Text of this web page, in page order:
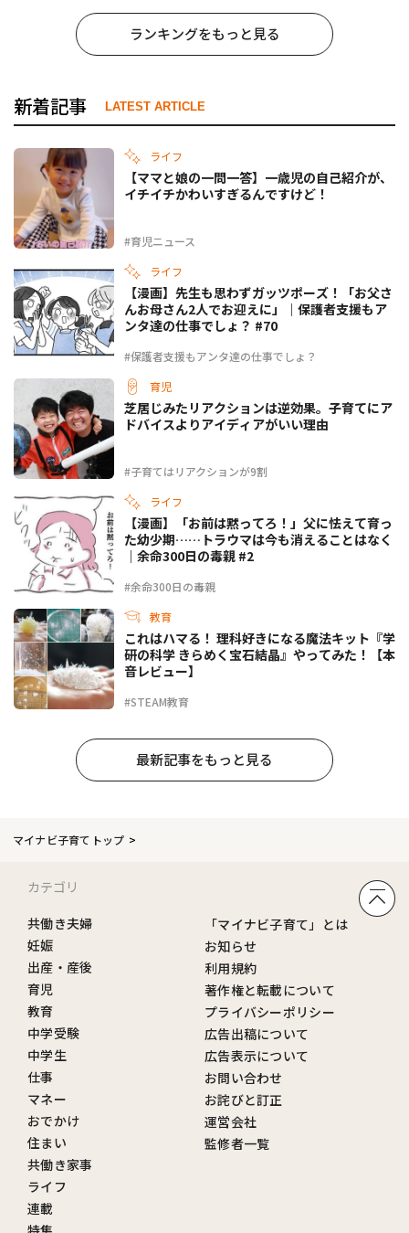
ランキングをもっと見る
新着記事 LATEST ARTICLE
ライフ
#育児ニュース
【ママと娘の一問一答】一歳児の自己紹介が、
イチイチかわいすぎるんですけど！
ライフ
#保護者支援もアンタ達の仕事でしょ？
【漫画】先生も思わずガッツポーズ！「お父さ
んお母さん2人でお迎えに」｜保護者支援もア
ンタ達の仕事でしょ？ #70
育児
#子育てはリアクションが9割
芝居じみたリアクションは逆効果。子育てにア
ドバイスよりアイディアがいい理由
ライフ
#余命300日の毒親
【漫画】「お前は黙ってろ！」父に怯えて育っ
た幼少期……トラウマは今も消えることはなく
｜余命300日の毒親 #2
教育
#STEAM教育
これはハマる！ 理科好きになる魔法キット『学
研の科学 きらめく宝石結晶』やってみた！【本
音レビュー】
最新記事をもっと見る
マイナビ子育てトップ
カテゴリ
共働き夫婦
妊娠
出産・産後
育児
教育
中学受験
中学生
仕事
マネー
おでかけ
住まい
共働き家事
ライフ
連載
「マイナビ子育て」とは
お知らせ
利用規約
著作権と転載について
プライバシーポリシー
広告出稿について
広告表示について
お問い合わせ
お詫びと訂正
運営会社
監修者一覧